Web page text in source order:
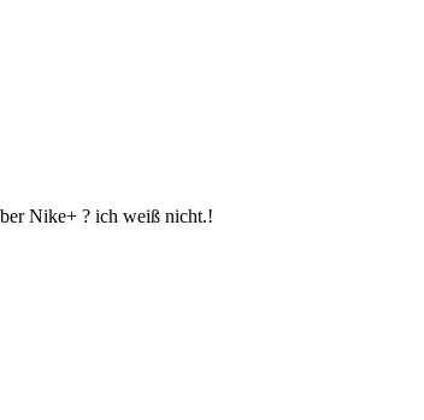
Nike+ ? ich weiß nicht.!